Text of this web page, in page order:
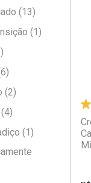
(13)
(1)
(2)
(1)